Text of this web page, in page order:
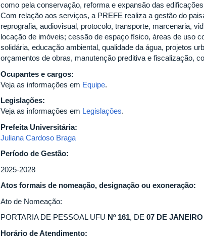
como pela conservação, reforma e expansão das
Com relação aos serviços, a PREFE realiza a gestão do
reprografia, audiovisual, protocolo, transporte, marcenaria,
locação de imóveis; cessão de espaço físico, áreas de uso
solidária, educação ambiental, qualidade da água, projetos
orçamentos de obras, manutenção preditiva e fiscalização,
Ocupantes e cargos:
Veja as informações em Equipe.
Legislações:
Veja as informações em Legislações.
Prefeita Universitária:
Juliana Cardoso Braga
Período de Gestão:
2025-2028
Atos formais de nomeação, designação ou exoneração:
Ato de Nomeação:
PORTARIA DE PESSOAL UFU Nº 161, DE 07 DE
Horário de Atendimento: